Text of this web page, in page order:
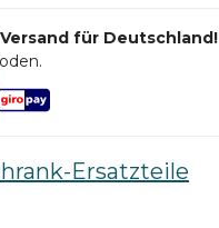
für Deutschland!
Ersatzteile